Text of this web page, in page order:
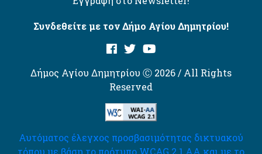
Συνδεθείτε με τον Δήμο Αγίου Δημητρίου!
Δήμος Αγίου Δημητρίου Ⓒ 2026 / All Rights
Reserved
Αυτόματος έλεγχος προσβασιμότητας δικτυακού
τόπου με βάση το πρότυπο WCAG 2.1 AA και με το